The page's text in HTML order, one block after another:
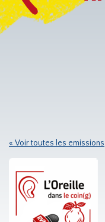
« Voir toutes les emissions